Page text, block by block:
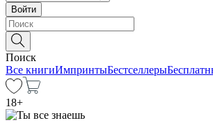
Войти
Поиск
Все книгиИмпринтыБестселлеры
18+